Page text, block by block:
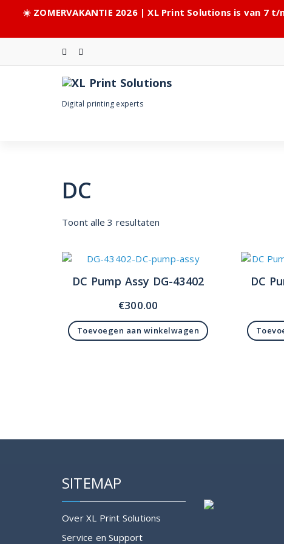
☀️ ZOMERVAKANTIE 2026 | XL Print Solutions is van
Digital printing experts
DC
Toont alle 3 resultaten
DC Pump Assy DG-43402
€300.00
Toevoegen aan winkelwagen
DC
SITEMAP
Over XL Print Solutions
Service en Support